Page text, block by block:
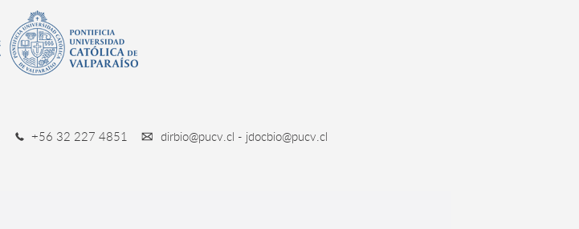
+56 32 227 4851 dirbio@pucv.cl - jdocbio@pucv.cl